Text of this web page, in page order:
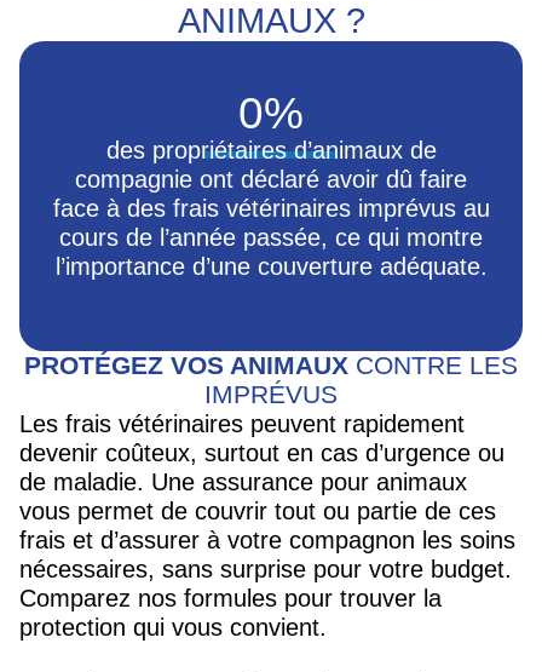
ANIMAUX ?
0%
des propriétaires d’animaux de
compagnie ont déclaré avoir dû faire
face à des frais vétérinaires imprévus au
cours de l’année passée, ce qui montre
l’importance d’une couverture adéquate.
PROTÉGEZ VOS ANIMAUX CONTRE LES
IMPRÉVUS
Les frais vétérinaires peuvent rapidement
devenir coûteux, surtout en cas d’urgence ou
de maladie. Une assurance pour animaux
vous permet de couvrir tout ou partie de ces
frais et d’assurer à votre compagnon les soins
nécessaires, sans surprise pour votre budget.
Comparez nos formules pour trouver la
protection qui vous convient.